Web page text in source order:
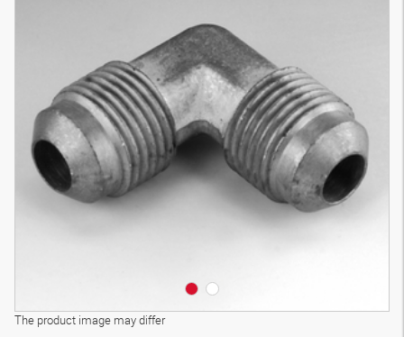
The product image may differ